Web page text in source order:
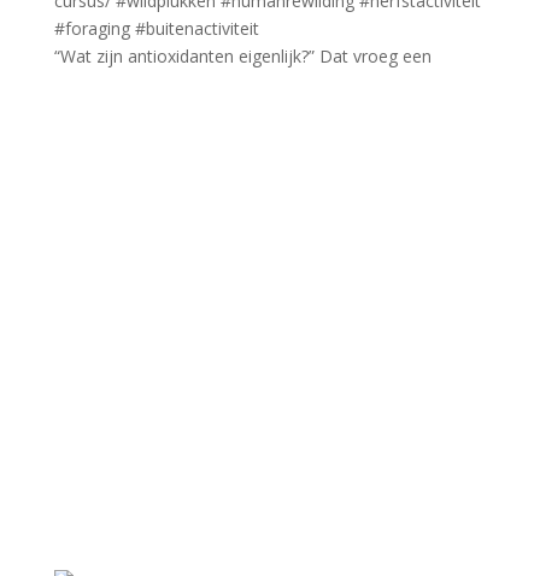
“Wat zijn antioxidanten eigenlijk?” Dat vroeg een